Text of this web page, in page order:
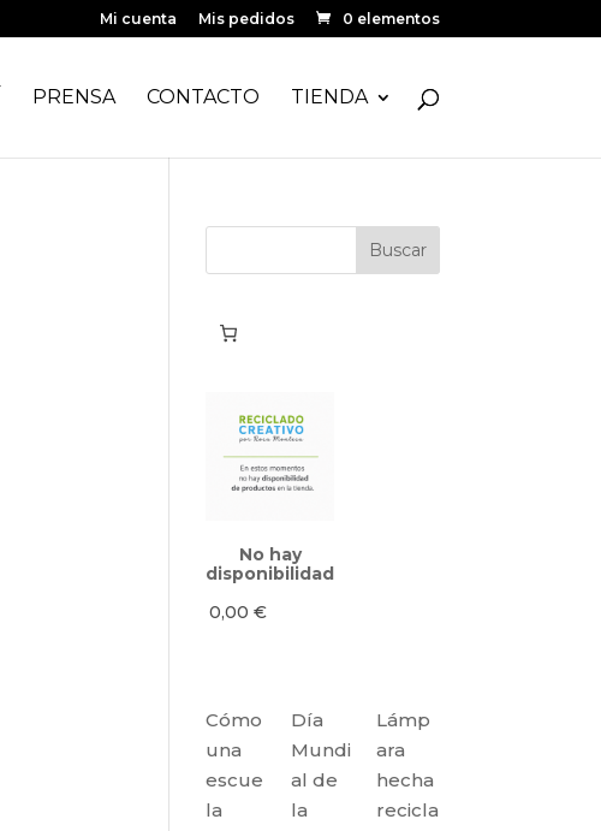
Mi cuenta Mis pedidos 0 elementos
PRENSA CONTACTO TIENDA
No hay
disponibilidad
0,00€
Cómo
una
escue
la
Día
Mundi
al de
la
Lámp
ara
hecha
recicla